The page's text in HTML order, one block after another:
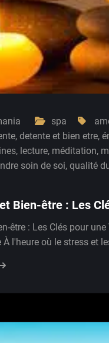
spa
, detente et bien etre,
, lecture, méditation,
soin de soi, qualité
Bien-être : Les
être : Les Clés pour
À l'heure où le stress et